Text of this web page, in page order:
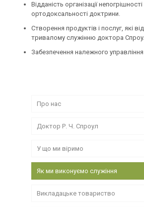
Відданість організації непогрішності
ортодоксальності доктрини.
Створення продуктів і послуг, які
тривалому служінню доктора
Забезпечення належного
Про нас
Доктор Р. Ч. Спроул
У що ми віримо
Як ми виконуємо служіння
Викладацьке товариство